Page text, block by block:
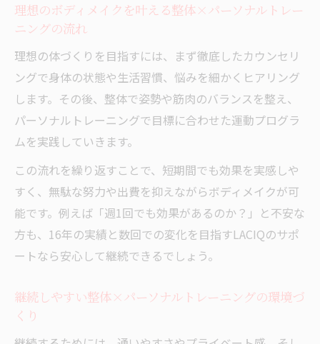
整体×パーソナルトレーニングの流れと具
体的なセッション例
整体効果を最大化するパーソナルトレーニ
ングのコツ
整体×パーソナルトレーニングで自力継続
できる体づくり
整体×パーソナルトレーニングでコスパ最
適化する方法
西船橋の女性に人気の整体×パーソナルト
レーニング活用術
較で見える違い
レーニングの価値
理想のボディメイクを叶える整体×パーソナルトレー
ニングの流れ
理想の体づくりを目指すには、まず徹底したカウンセリ
ングで身体の状態や生活習慣、悩みを細かくヒアリング
します。その後、整体で姿勢や筋肉のバランスを整え、
パーソナルトレーニングで目標に合わせた運動プログラ
ムを実践していきます。
この流れを繰り返すことで、短期間でも効果を実感しや
すく、無駄な努力や出費を抑えながらボディメイクが可
能です。例えば「週1回でも効果があるのか？」と不安な
方も、16年の実績と数回での変化を目指すLACIQのサポ
ートなら安心して継続できるでしょう。
継続しやすい整体×パーソナルトレーニングの環境づ
くり